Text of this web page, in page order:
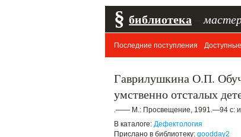
§ библиотека
Последние поступления
Гаврилушкина О.П.
умственно отсталых
.—— М.: Просвещение, 1991.—94 с:
В каталоге: Дефектология
Прислано в библиотеку: goodday2